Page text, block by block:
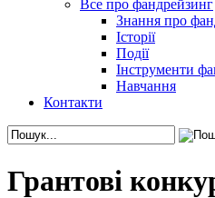
Все про фандрейзинг
Знання про
Історії
Події
Інструменти
Навчання
Контакти
Грантові